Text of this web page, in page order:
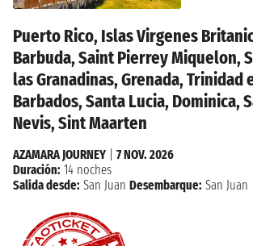
Puerto Rico, Islas Virgenes
Barbuda, Saint Pierrey Miquelon,
las Granadinas, Grenada, Trinidad
Barbados, Santa Lucia, Dominica,
Nevis, Sint Maarten
AZAMARA JOURNEY
7 NOV. 2026
Duración: 14 noches
Salida desde: San Juan Desembarque: San Juan